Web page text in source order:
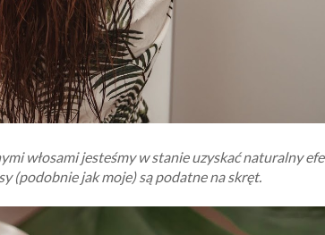
włosami jesteśmy w stanie uzyskać naturalny
(podobnie jak moje) są podatne na skręt.